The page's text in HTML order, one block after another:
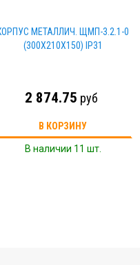
МЕТАЛЛИЧ. ЩМП-3.2.1-0
(300Х210Х150) IP31
2 874.75 руб
В КОРЗИНУ
В наличии 11 шт.